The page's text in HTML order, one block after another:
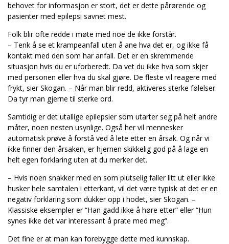
behovet for informasjon er stort, det er dette pårørende og
pasienter med epilepsi savnet mest.
Folk blir ofte redde i møte med noe de ikke forstår.
– Tenk å se et krampeanfall uten å ane hva det er, og ikke få
kontakt med den som har anfall. Det er en skremmende
situasjon hvis du er uforberedt. Da vet du ikke hva som skjer
med personen eller hva du skal gjøre. De fleste vil reagere med
frykt, sier Skogan. – Når man blir redd, aktiveres sterke følelser.
Da tyr man gjerne til sterke ord.
Samtidig er det utallige epilepsier som utarter seg på helt andre
måter, noen nesten usynlige. Også her vil mennesker
automatisk prøve å forstå ved å lete etter en årsak. Og når vi
ikke finner den årsaken, er hjernen skikkelig god på å lage en
helt egen forklaring uten at du merker det.
– Hvis noen snakker med en som plutselig faller litt ut eller ikke
husker hele samtalen i etterkant, vil det være typisk at det er en
negativ forklaring som dukker opp i hodet, sier Skogan. –
Klassiske eksempler er “Han gadd ikke å høre etter” eller “Hun
synes ikke det var interessant å prate med meg”.
Det fine er at man kan forebygge dette med kunnskap.